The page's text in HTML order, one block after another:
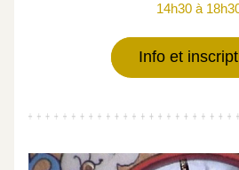
14h30 à
Info et